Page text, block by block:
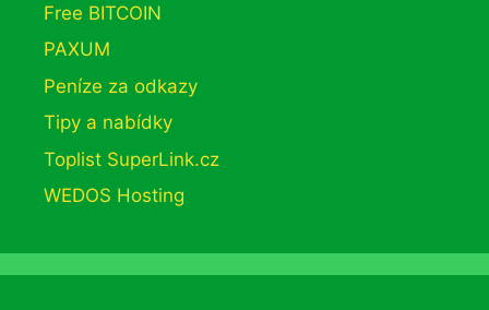
Free BITCOIN
PAXUM
Peníze za odkazy
Tipy a nabídky
Toplist SuperLink.cz
WEDOS Hosting